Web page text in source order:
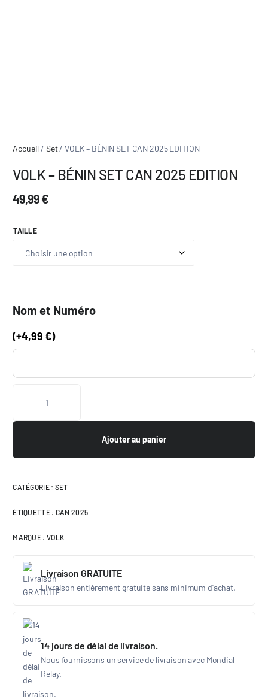
Accueil / Set/ VOLK – BÉNIN SET CAN 2025 EDITION
VOLK – BÉNIN SET CAN 2025 EDITION
49,99€
TAILLE
Nom et Numéro
(+4,99€)
Ajouter au panier
CATÉGORIE : SET
ÉTIQUETTE : CAN 2025
MARQUE : VOLK
Livraison GRATUITE
Livraison entièrement gratuite sans minimum d'achat.
14 jours de délai de livraison.
Nous fournissons un service de livraison avec Mondial
Relay.